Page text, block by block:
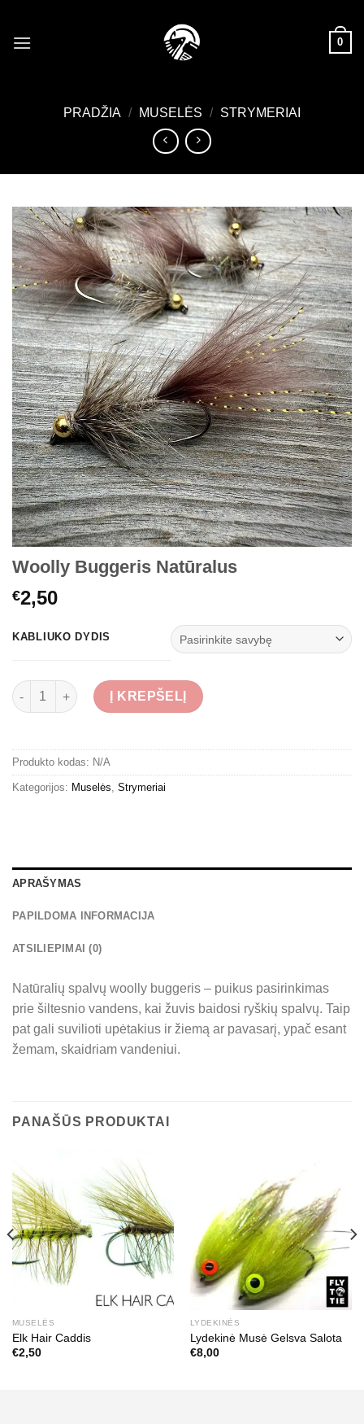
content
0
PRADŽIA / MUSELĖS / STRYMERIAI
Woolly Buggeris Natūralus
€2,50
KABLIUKO DYDIS
produkto kiekis: Woolly Buggeris Natūralus
Į KREPŠELĮ
Produkto kodas: N/A
Kategorijos: Muselės Strymeriai
APRAŠYMAS
PAPILDOMA INFORMACIJA
ATSILIEPIMAI (0)
Natūralių spalvų woolly buggeris – puikus pasirinkimas
prie šiltesnio vandens, kai žuvis baidosi ryškių spalvų. Taip
pat gali suvilioti upėtakius ir žiemą ar pavasarį, ypač esant
žemam, skaidriam vandeniui.
PANAŠŪS PRODUKTAI
MUSELĖS
Elk Hair Caddis
€2,50
LYDEKINĖS
Lydekinė Musė Gelsva Salota
€8,00